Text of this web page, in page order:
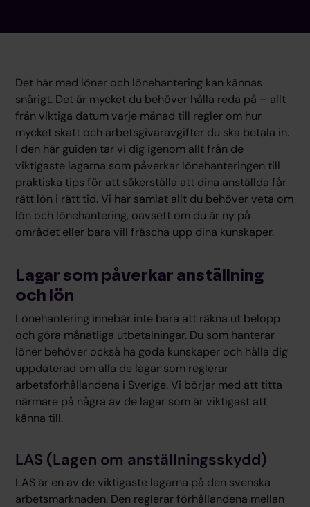
Det här med löner och lönehantering kan kännas
snårigt. Det är mycket du behöver hålla reda på – allt
från viktiga datum varje månad till regler om hur
mycket skatt och arbetsgivaravgifter du ska betala in.
I den här guiden tar vi dig igenom allt från de
viktigaste lagarna som påverkar lönehanteringen till
praktiska tips för att säkerställa att dina anställda får
rätt lön i rätt tid. Vi har samlat allt du behöver veta om
lön och lönehantering, oavsett om du är ny på
området eller bara vill fräscha upp dina kunskaper.
Lagar som påverkar anställning
och lön
Lönehantering innebär inte bara att räkna ut belopp
och göra månatliga utbetalningar. Du som hanterar
löner behöver också ha goda kunskaper och hålla dig
uppdaterad om alla de lagar som reglerar
arbetsförhållandena i Sverige. Vi börjar med att titta
närmare på några av de lagar som är viktigast att
känna till.
LAS (Lagen om anställningsskydd)
LAS är en av de viktigaste lagarna på den svenska
arbetsmarknaden. Den reglerar förhållandena mellan